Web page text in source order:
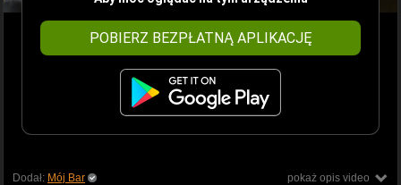
POBIERZ BEZPŁATNĄ APLIKACJĘ
pokaż opis video
Dodał: Mój Bar